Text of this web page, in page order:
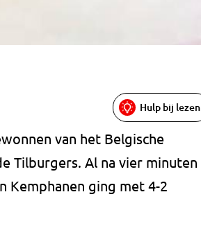
Hulp bij lezen
van het Belgische
Tilburgers. Al na vier minuten
Kemphanen ging met 4-2